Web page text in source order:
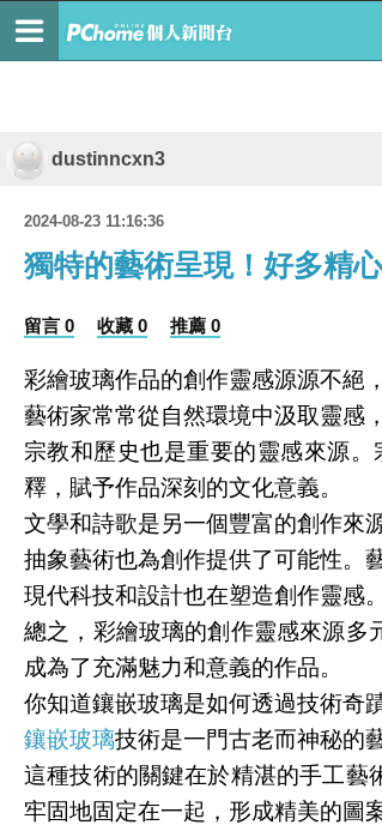
dustinncxn3
2024-08-23 11:16:36
獨特的藝術呈現！好多精
留言 0 收藏 0 推薦 0
彩繪玻璃作品的創作靈感源源不絕
藝術家常常從自然環境中汲取靈感
宗教和歷史也是重要的靈感來源。
釋，賦予作品深刻的文化意義。
文學和詩歌是另一個豐富的創作來
抽象藝術也為創作提供了可能性。
現代科技和設計也在塑造創作靈感
總之，彩繪玻璃的創作靈感來源多
成為了充滿魅力和意義的作品。
你知道鑲嵌玻璃是如何透過技術奇
鑲嵌玻璃技術是一門古老而神秘的
這種技術的關鍵在於精湛的手工藝
牢固地固定在一起，形成精美的圖